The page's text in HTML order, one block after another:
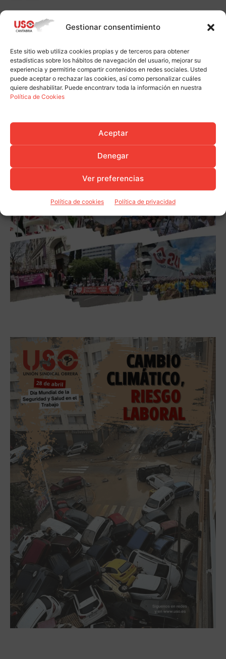
Gestionar consentimiento
Este sitio web utiliza cookies propias y de terceros para obtener
estadísticas sobre los hábitos de navegación del usuario, mejorar su
experiencia y permitirle compartir contenidos en redes sociales. Usted
puede aceptar o rechazar las cookies, así como personalizar cuáles
quiere deshabilitar. Puede encontrarv toda la información en nuestra
Política de Cookies
Aceptar
Denegar
Ver preferencias
Política de cookies Política de privacidad